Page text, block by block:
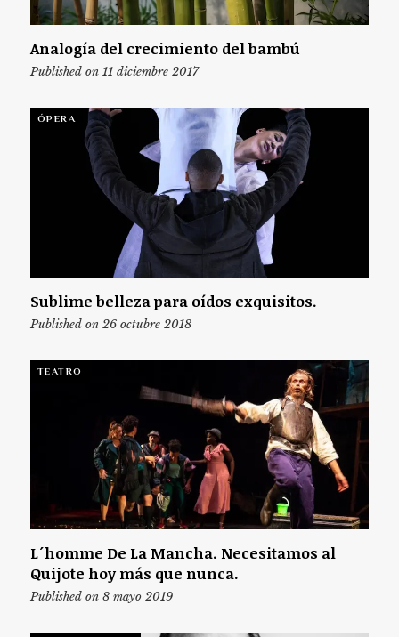
Analogía del crecimiento del bambú
Published on 11 diciembre 2017
ÓPERA
Sublime belleza para oídos exquisitos.
Published on 26 octubre 2018
TEATRO
L´homme De La Mancha. Necesitamos al
Quijote hoy más que nunca.
Published on 8 mayo 2019